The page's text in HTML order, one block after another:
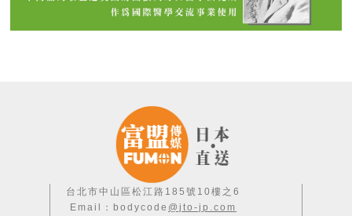
台北市中山區松江路185號10樓之6
Email：bodycode @jto-jp.com